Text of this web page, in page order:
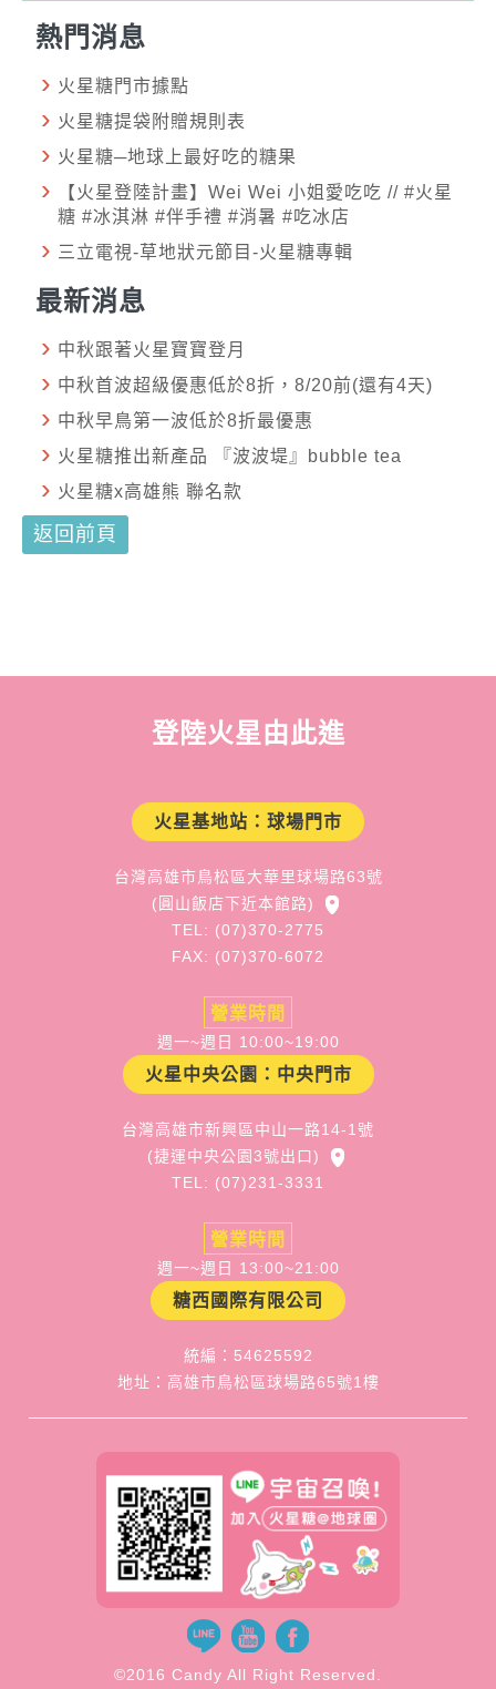
熱門消息
火星糖門市據點
火星糖提袋附贈規則表
火星糖─地球上最好吃的糖果
【火星登陸計畫】Wei Wei 小姐愛吃吃 // #火星
糖 #冰淇淋 #伴手禮 #消暑 #吃冰店
三立電視-草地狀元節目-火星糖專輯
最新消息
中秋跟著火星寶寶登月
中秋首波超級優惠低於8折，8/20前(還有4天)
中秋早鳥第一波低於8折最優惠
火星糖推出新產品 『波波堤』bubble tea
火星糖x高雄熊 聯名款
返回前頁
登陸火星由此進
火星基地站：球場門市
台灣高雄市鳥松區大華里球場路63號
(圓山飯店下近本館路)
TEL: (07)370-2775
FAX: (07)370-6072
營業時間
週一~週日 10:00~19:00
火星中央公園：中央門市
台灣高雄市新興區中山一路14-1號
(捷運中央公園3號出口)
TEL: (07)231-3331
營業時間
週一~週日 13:00~21:00
糖西國際有限公司
統編：54625592
地址：高雄市鳥松區球場路65號1樓
©2016 Candy All Right Reserved.